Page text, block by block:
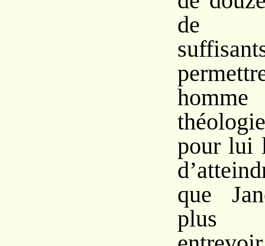
de
pour lui
que
plus